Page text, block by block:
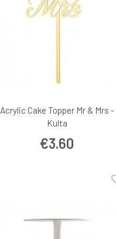
Acrylic Cake Topper Mr & Mrs -
Kulta
€3.60